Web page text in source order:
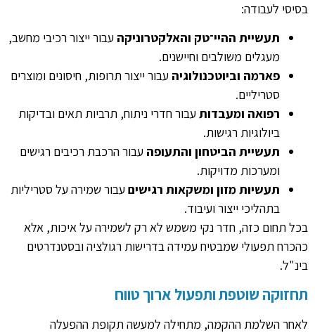
בסיסי לעבודה:
תעשיית ההיי־טק והאלקטרוניקה עבור ייצור רכיבי מחשב,
מעגלים משולבים וחיישנים.
פארמה וביוטכנולוגיה עבור ייצור תרופות, חיסונים ומוצרים
סטריליים.
רפואה ומעבדות עבור חדרי ניתוח, תרביות תאים ובדיקות
ביולוגיות רגישות.
תעשיית הביטחון והתעופה עבור הרכבת רכיבים רגישים
ומערכות מדויקות.
תעשיות מזון ומשקאות רגישים עבור שמירה על סטריליות
בתהליכי ייצור ועיבוד.
בכל תחום כזה, חדר נקי משמש לא רק לשמירה על איכות, אלא
כהכרח תפעולי שמבטיח עמידה בדרישות רגולציה ובסטנדרטים
בינ"ל.
תחזוקה שוטפת ותפעול ארוך טווח
לאחר השלמת ההקמה, מתחילה למעשה תקופת ההפעלה